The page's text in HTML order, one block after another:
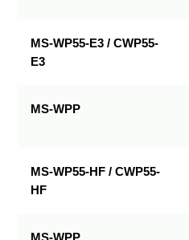
MS-WP55-E3 / CWP55-
E3
MS-WPP
MS-WP55-HF / CWP55-
HF
MS-WPP